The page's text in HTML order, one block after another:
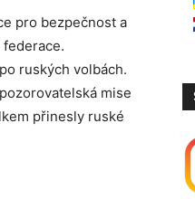
pro bezpečnost a
ruských volbách.
mise
přinesly ruské